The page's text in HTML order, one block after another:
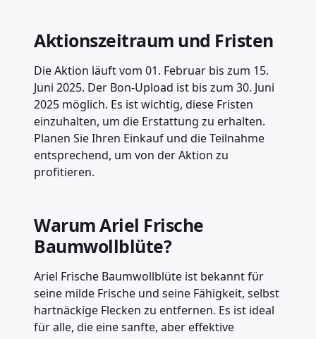
Aktionszeitraum und Fristen
Die Aktion läuft vom 01. Februar bis zum 15.
Juni 2025. Der Bon-Upload ist bis zum 30. Juni
2025 möglich. Es ist wichtig, diese Fristen
einzuhalten, um die Erstattung zu erhalten.
Planen Sie Ihren Einkauf und die Teilnahme
entsprechend, um von der Aktion zu
profitieren.
Warum Ariel Frische
Baumwollblüte?
Ariel Frische Baumwollblüte ist bekannt für
seine milde Frische und seine Fähigkeit, selbst
hartnäckige Flecken zu entfernen. Es ist ideal
für alle, die eine sanfte, aber effektive